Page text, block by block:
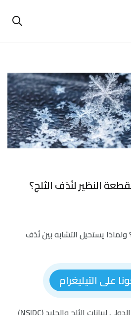
النظير لنُدَف الثلج؟
يستحيل التشابه بين نُدَف
على التيليغرام